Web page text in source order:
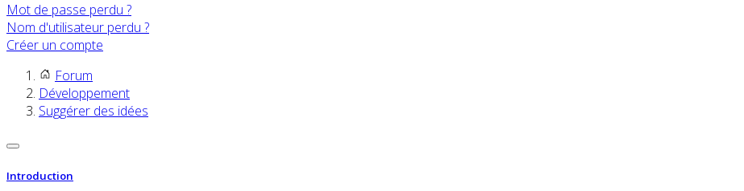
Mot de passe perdu ?
Nom d'utilisateur perdu ?
Créer un compte
Forum
Développement
Suggérer des idées
Introduction